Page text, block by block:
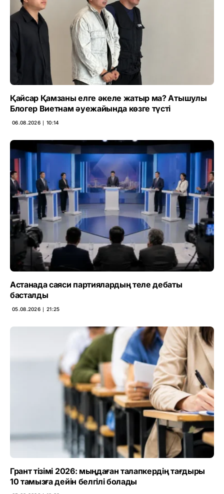
Қайсар Қамзаны елге әкеле жатыр ма? Атышулы
Блогер Виетнам әуежайында көзге түсті
06.08.2026 ∣ 10:14
Астанада саяси партиялардың теле дебаты
басталды
05.08.2026 ∣ 21:25
Грант тізімі 2026: мыңдаған талапкердің тағдыры
10 тамызға дейін белгілі болады